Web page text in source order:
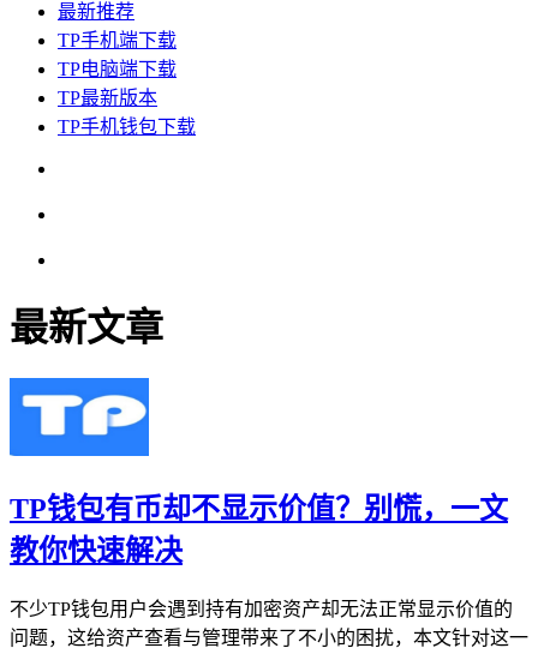
最新推荐
TP手机端下载
TP电脑端下载
TP最新版本
TP手机钱包下载
最新文章
TP钱包有币却不显示价值？别慌，一文
教你快速解决
不少TP钱包用户会遇到持有加密资产却无法正常显示价值的
问题，这给资产查看与管理带来了不小的困扰，本文针对这一